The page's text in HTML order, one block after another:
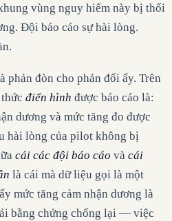
vùng nguy hiểm này bị thổi
Đội báo cáo sự hài lòng.
phản đòn cho phản đối ấy. Trên
điển hình được báo cáo là:
dương và mức tăng đo được
hài lòng của pilot không bị
cái các đội báo cáo và cái
là cái mà dữ liệu gọi là một
mức tăng cảm nhận dương là
bằng chứng chống lại — việc